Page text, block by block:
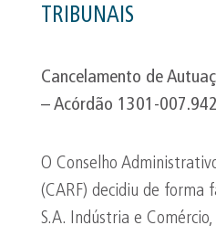
TRIBUNAIS
Cancelamento de
– Acórdão 1301-007.942
O Conselho
(CARF) decidiu de forma
S.A. Indústria e